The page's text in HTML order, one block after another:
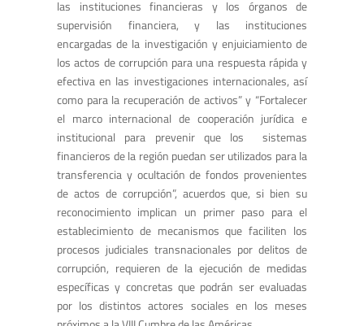
las instituciones financieras y los órganos de
supervisión financiera, y las instituciones
encargadas de la investigación y enjuiciamiento de
los actos de corrupción para una respuesta rápida y
efectiva en las investigaciones internacionales, así
como para la recuperación de activos” y “Fortalecer
el marco internacional de cooperación jurídica e
institucional para prevenir que los sistemas
financieros de la región puedan ser utilizados para la
transferencia y ocultación de fondos provenientes
de actos de corrupción”, acuerdos que, si bien su
reconocimiento implican un primer paso para el
establecimiento de mecanismos que faciliten los
procesos judiciales transnacionales por delitos de
corrupción, requieren de la ejecución de medidas
específicas y concretas que podrán ser evaluadas
por los distintos actores sociales en los meses